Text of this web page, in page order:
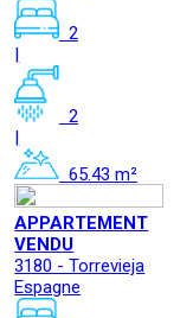
2
|
2
|
65.43 m²
APPARTEMENT
VENDU
3180 - Torrevieja
Espagne